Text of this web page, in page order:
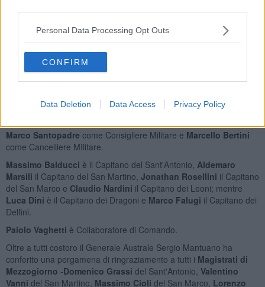
Personal Data Processing Opt Outs
CONFIRM
Data Deletion Data Access Privacy Policy
Roverela Responsabile degli Alfieri,Marco Celandroniil
Responsabile dei Tamburini eTiziano Puntoni
il Responsabile dei
Trombettieri.
Alessio Falchi è il Capitano degli Alabardieri.
Claudia Decataldo,Alfredo Del Moro
Comando Militarenominato dalLuogotenente Generale
Marco Santopadre come Consigliere Militare e Marcello Bertini
come Cancelliere MIlitare.
Massimo Balducci è il Capitano del Sant'Antonio, Aldemaro
Marsili il Capitano del San Martino, Jonathan Rosellini il Capitano
del San Marco e Claudio Nardini il Capitano dei Leoni; mentre
Luca Dini è il Capitano dei Dragoni e Marco Falugi il Capitano dei
Delfini.
Paiolo Vaghetti è Collaboratore di Comando.
Oltre a tutti costoro il Generale Australe Sergio Mantuano ha
conferito una pergamena di ringraziamento a tutti i Magistrati di
Mezzogiorno -Domenico Grassi del Sant'Antonio, Valentino
Vanni del San Martino, Massimo Cioli del San Marco, Lorenzo